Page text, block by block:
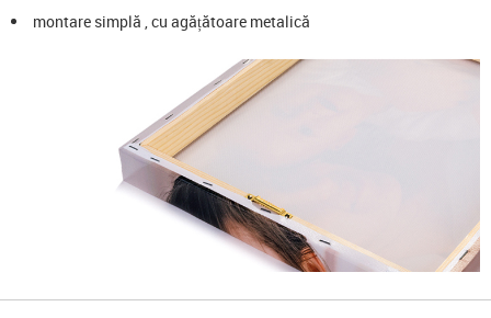
montare simplă , cu agățătoare metalică